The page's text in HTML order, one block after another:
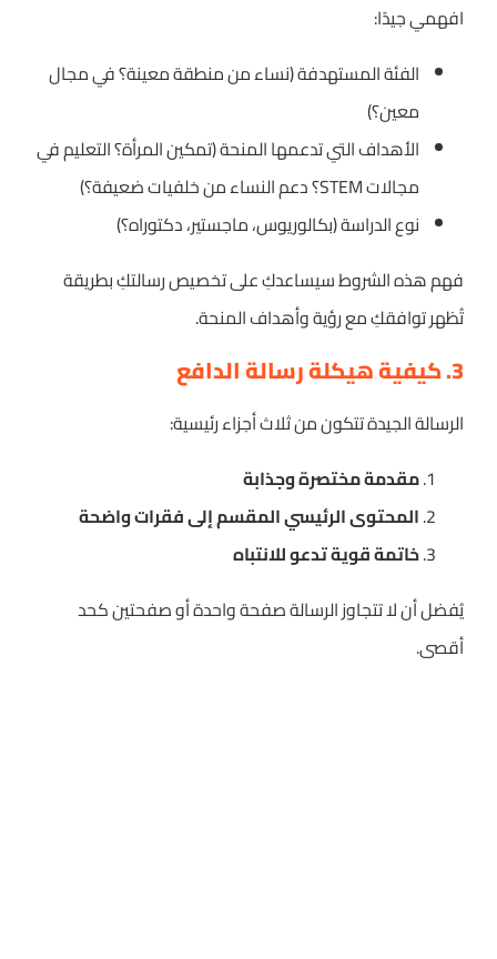
افهمي جيدًا:
الفئة المستهدفة (نساء من منطقة معينة؟ في مجال
معين؟)
الأهداف التي تدعمها المنحة (تمكين المرأة؟ التعليم في
مجالات STEM؟ دعم النساء من خلفيات ضعيفة؟)
نوع الدراسة (بكالوريوس، ماجستير، دكتوراه؟)
فهم هذه الشروط سيساعدكِ على تخصيص رسالتكِ بطريقة
تُظهر توافقكِ مع رؤية وأهداف المنحة.
3. كيفية هيكلة رسالة الدافع
الرسالة الجيدة تتكون من ثلاث أجزاء رئيسية:
مقدمة مختصرة وجذابة
المحتوى الرئيسي المقسم إلى فقرات واضحة
خاتمة قوية تدعو للانتباه
يُفضل أن لا تتجاوز الرسالة صفحة واحدة أو صفحتين كحد
أقصى.